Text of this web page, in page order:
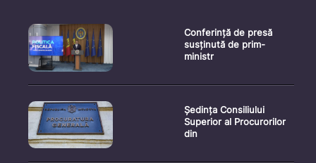
Conferință de presă
susținută de prim-
ministr
Ședința Consiliului
Superior al Procurorilor
din